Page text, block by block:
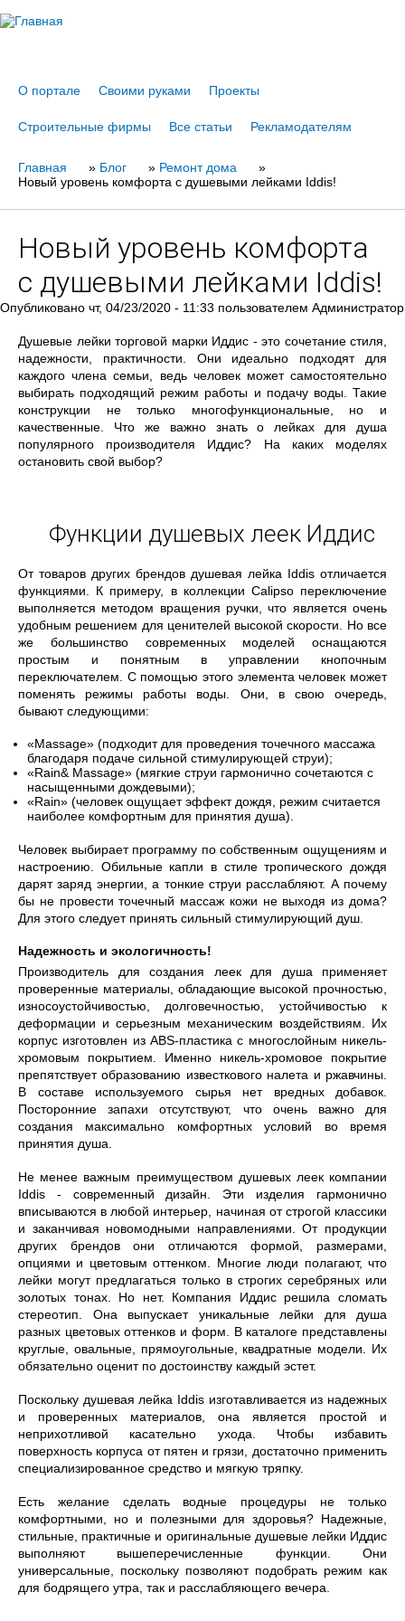
О портале Своими руками Проекты
Строительные фирмы Все статьи Рекламодателям
Вы
Главная » Блог » Ремонт дома
»
Новый уровень комфорта с душевыми лейками Iddis!
Новый уровень комфорта
с душевыми лейками Iddis!
Опубликовано чт, 04/23/2020 - 11:33 пользователем Администратор
Душевые лейки торговой марки Иддис - это сочетание стиля,
надежности, практичности. Они идеально подходят для
каждого члена семьи, ведь человек может самостоятельно
выбирать подходящий режим работы и подачу воды. Такие
конструкции не только многофункциональные, но и
качественные. Что же важно знать о лейках для душа
популярного производителя Иддис? На каких моделях
остановить свой выбор?
Функции душевых леек Иддис
От товаров других брендов душевая лейка Iddis отличается
функциями. К примеру, в коллекции Calipso переключение
выполняется методом вращения ручки, что является очень
удобным решением для ценителей высокой скорости. Но все
же большинство современных моделей оснащаются
простым и понятным в управлении кнопочным
переключателем. С помощью этого элемента человек может
поменять режимы работы воды. Они, в свою очередь,
бывают следующими:
«Massage» (подходит для проведения точечного массажа
благодаря подаче сильной стимулирующей струи);
«Rain& Massage» (мягкие струи гармонично сочетаются с
насыщенными дождевыми);
«Rain» (человек ощущает эффект дождя, режим считается
наиболее комфортным для принятия душа).
Человек выбирает программу по собственным ощущениям и
настроению. Обильные капли в стиле тропического дождя
дарят заряд энергии, а тонкие струи расслабляют. А почему
бы не провести точечный массаж кожи не выходя из дома?
Для этого следует принять сильный стимулирующий душ.
Надежность и экологичность!
Производитель для создания леек для душа применяет
проверенные материалы, обладающие высокой прочностью,
износоустойчивостью, долговечностью, устойчивостью к
деформации и серьезным механическим воздействиям. Их
корпус изготовлен из ABS-пластика с многослойным никель-
хромовым покрытием. Именно никель-хромовое покрытие
препятствует образованию известкового налета и ржавчины.
В составе используемого сырья нет вредных добавок.
Посторонние запахи отсутствуют, что очень важно для
создания максимально комфортных условий во время
принятия душа.
Не менее важным преимуществом душевых леек компании
Iddis - современный дизайн. Эти изделия гармонично
вписываются в любой интерьер, начиная от строгой классики
и заканчивая новомодными направлениями. От продукции
других брендов они отличаются формой, размерами,
опциями и цветовым оттенком. Многие люди полагают, что
лейки могут предлагаться только в строгих серебряных или
золотых тонах. Но нет. Компания Иддис решила сломать
стереотип. Она выпускает уникальные лейки для душа
разных цветовых оттенков и форм. В каталоге представлены
круглые, овальные, прямоугольные, квадратные модели. Их
обязательно оценит по достоинству каждый эстет.
Поскольку душевая лейка Iddis изготавливается из надежных
и проверенных материалов, она является простой и
неприхотливой касательно ухода. Чтобы избавить
поверхность корпуса от пятен и грязи, достаточно применить
специализированное средство и мягкую тряпку.
Есть желание сделать водные процедуры не только
комфортными, но и полезными для здоровья? Надежные,
стильные, практичные и оригинальные душевые лейки Иддис
выполняют вышеперечисленные функции. Они
универсальные, поскольку позволяют подобрать режим как
для бодрящего утра, так и расслабляющего вечера.